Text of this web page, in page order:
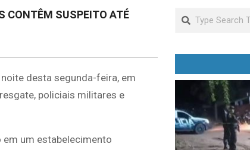
CONTÊM SUSPEITO ATÉ
desta segunda-feira, em
policiais militares e
um estabelecimento
Search